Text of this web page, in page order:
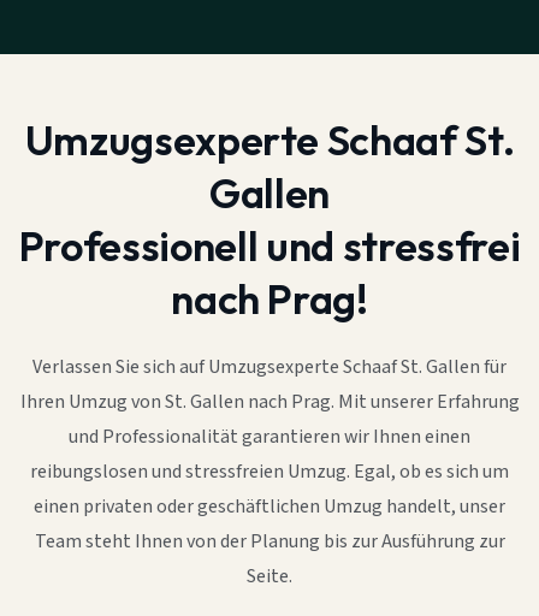
Umzugsexperte Schaaf St.
Gallen
Professionell und stressfrei
nach Prag!
Verlassen Sie sich auf Umzugsexperte Schaaf St. Gallen für
Ihren Umzug von St. Gallen nach Prag. Mit unserer Erfahrung
und Professionalität garantieren wir Ihnen einen
reibungslosen und stressfreien Umzug. Egal, ob es sich um
einen privaten oder geschäftlichen Umzug handelt, unser
Team steht Ihnen von der Planung bis zur Ausführung zur
Seite.